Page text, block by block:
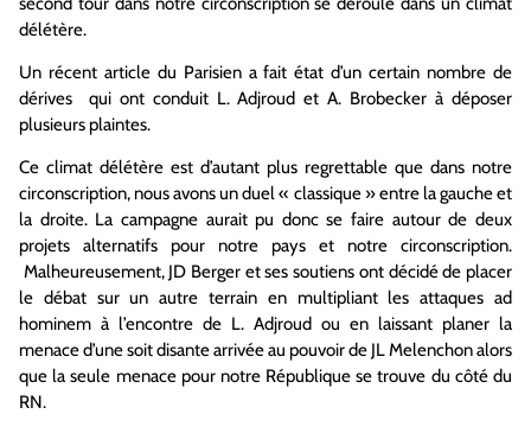
délétère.
Un récent article du Parisien a fait état d’un certain nombre de
dérives qui ont conduit L. Adjroud et A. Brobecker à déposer
plusieurs plaintes.
Ce climat délétère est d’autant plus regrettable que dans notre
circonscription, nous avons un duel « classique » entre la gauche et
la droite. La campagne aurait pu donc se faire autour de deux
projets alternatifs pour notre pays et notre circonscription.
Malheureusement, JD Berger et ses soutiens ont décidé de placer
le débat sur un autre terrain en multipliant les attaques ad
hominem à l’encontre de L. Adjroud ou en laissant planer la
menace d’une soit disante arrivée au pouvoir de JL Melenchon alors
que la seule menace pour notre République se trouve du côté du
RN.